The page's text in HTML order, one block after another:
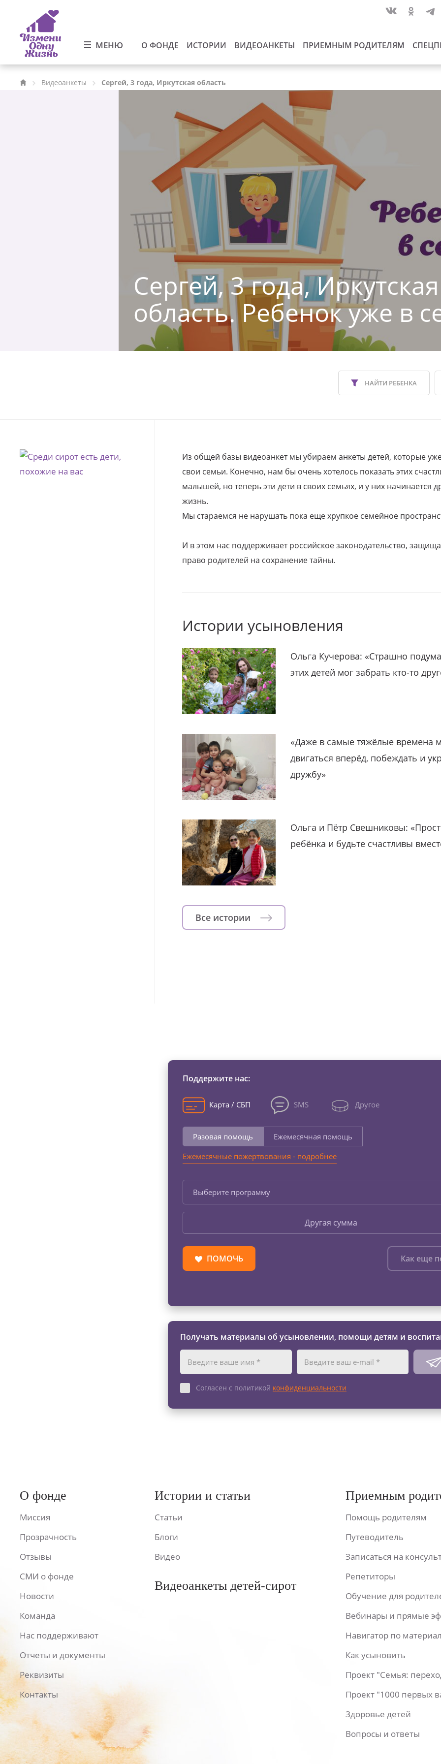
МЕНЮ О ФОНДЕ ИСТОРИИ ВИДЕОАНКЕТЫ ПРИЕМНЫМ РОДИТЕЛЯМ
Видеоанкеты Сергей, 3 года, Иркутская область
Сергей, 3 года, Иркутская
область. Ребенок уже в
НАЙТИ РЕБЕНКА
Из общей базы видеоанкет мы убираем анкеты детей, которые
свои семьи. Конечно, нам бы очень хотелось показать этих
малышей, но теперь эти дети в своих семьях, и у них начинается
жизнь.
Мы стараемся не нарушать пока еще хрупкое семейное
И в этом нас поддерживает российское законодательство,
право родителей на сохранение тайны.
Истории усыновления
Ольга Кучерова: «Страшно
этих детей мог забрать кто-то
«Даже в самые тяжёлые времена
двигаться вперёд, побеждать и
дружбу»
Ольга и Пётр Свешниковы:
ребёнка и будьте счастливы
Все истории
Поддержите нас:
Карта / СБП SMS Другое
Разовая помощь
Ежемесячная помощь
Ежемесячные пожертвования - подробнее
Выберите программу
Другая сумма
ПОМОЧЬ Как еще
Получать материалы об усыновлении, помощи детям и
Согласен с политикой конфиденциальности
О фонде
Миссия
Прозрачность
Отзывы
СМИ о фонде
Новости
Команда
Нас поддерживают
Отчеты и документы
Реквизиты
Контакты
Истории и статьи
Статьи
Блоги
Видео
Видеоанкеты детей-сирот
Приемным
Помощь родителям
Путеводитель
Записаться на
Репетиторы
Обучение для
Вебинары и прямые
Навигатор по
Как усыновить
Проект "Семья:
Проект "1000 первых
Здоровье детей
Вопросы и ответы